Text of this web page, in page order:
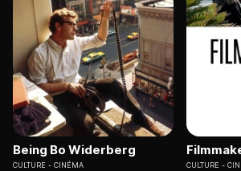
Being Bo Widerberg
CULTURE CINÉMA CULTURE